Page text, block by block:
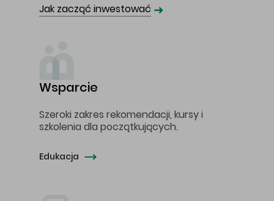
Jak zacząć inwestować ➜
Wsparcie
Szeroki zakres rekomendacji, kursy i
szkolenia dla początkujących.
Edukacja